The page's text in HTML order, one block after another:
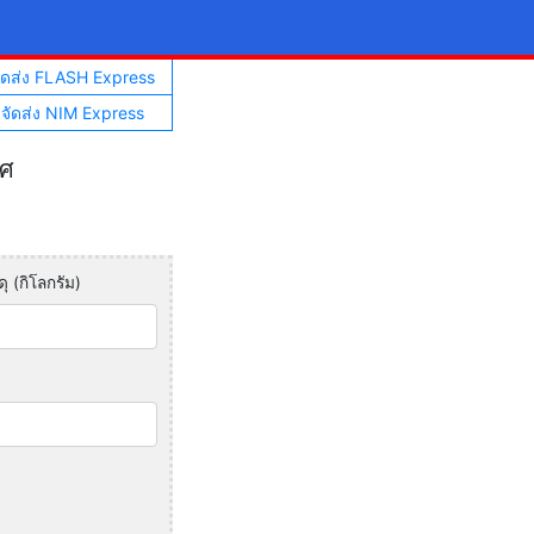
ส่ง FLASH Express
ดส่ง NIM Express
(กิโลกรัม)